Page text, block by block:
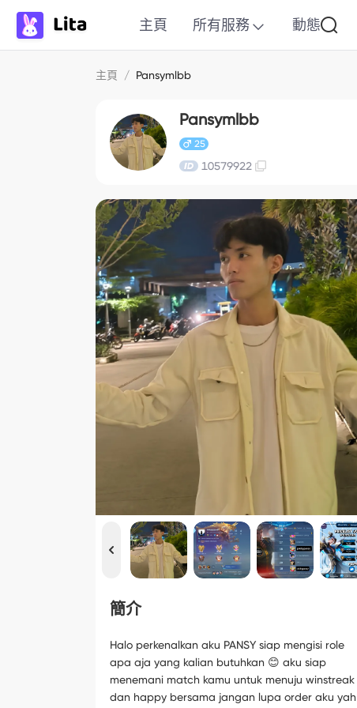
主頁 所有服務 動態
主頁 / Pansymlbb
Pansymlbb
25
10579922
簡介
Halo perkenalkan aku PANSY siap mengisi role
apa aja yang kalian butuhkan 😊 aku siap
menemani match kamu untuk menuju winstreak
dan happy bersama jangan lupa order aku yah